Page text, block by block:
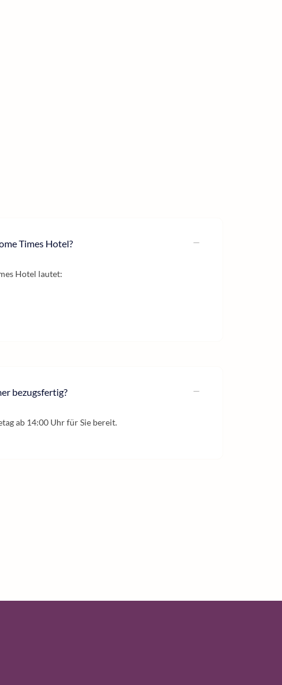
Times Hotel?
Hotel lautet:
bezugsfertig?
ab 14:00 Uhr für Sie bereit.